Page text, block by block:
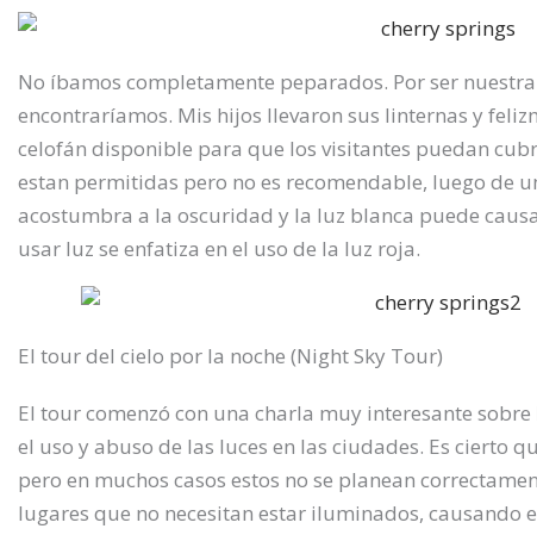
No íbamos completamente peparados. Por ser
encontraríamos. Mis hijos llevaron sus linternas y
celofán disponible para que los visitantes puedan
estan permitidas pero no es recomendable, luego de
acostumbra a la oscuridad y la luz blanca puede
usar luz se enfatiza en el uso de la luz roja.
El tour del cielo por la noche (Night Sky Tour)
El tour comenzó con una charla muy interesante
el uso y abuso de las luces en las ciudades. Es cierto
pero en muchos casos estos no se planean
lugares que no necesitan estar iluminados, causando